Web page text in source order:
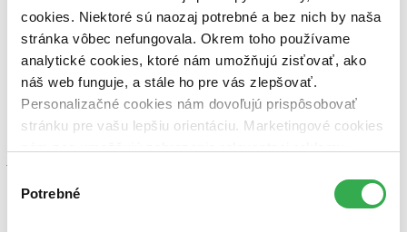
cookies. Niektoré sú naozaj potrebné a bez nich by naša
stránka vôbec nefungovala. Okrem toho používame
analytické cookies, ktoré nám umožňujú zisťovať, ako
náš web funguje, a stále ho pre vás zlepšovať.
Personalizačné cookies nám dovoľujú prispôsobovať
stránku pre vašu lepšiu orientáciu. Marketingové cookies
nám pomohlo, keby sme mohli používať všetky tieto
súhlasu
Potrebné
Úryvok z knihy:
„Všetci vedeli, že malý Trevor vyletí ako netopier z pekiel a jeho
členkami, po ktorom lodičky odleteli, a dokonca nevynechala ani